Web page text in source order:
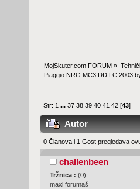
MojSkuter.com FORUM »
Piaggio NRG MC3 DD LC 2003
Str: 1 ...37 38 39 40 41 42 [43]
Autor
0 Članova i 1 Gost pregledava
challenbeen
Tržnica : (0)
maxi forumaš